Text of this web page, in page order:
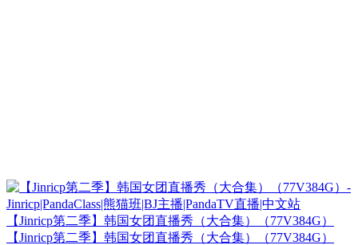
【Jinricp第二季】韩国女团直播秀（大合集）（77V384G）
【Jinricp第二季】韩国女团直播秀（大合集）（77V384G）